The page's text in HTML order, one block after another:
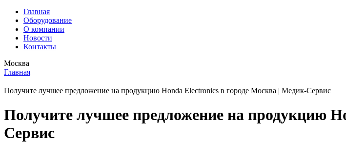
Главная
Оборудование
О компании
Новости
Контакты
Москва
Главная
Получите лучшее предложение на продукцию Honda Electronics в городе Москва | Медик-Сервис
Получите лучшее предложение на продукцию
Сервис